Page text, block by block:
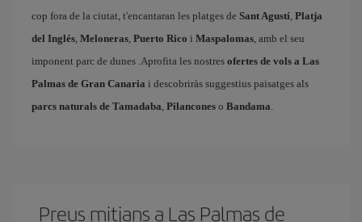
cop fora de la ciutat, t'encantaran les platges de Sant Agustí, Platja
del Inglés, Meloneras, Puerto Rico i Maspalomas, amb el seu
imponent parc de dunes .Aprofita les nostres ofertes de vols a Las
Palmas de Gran Canaria i descobriràs suggestius paisatges als
parcs naturals de Tamadaba, Pilancones o Bandama.
Preus mitjans a Las Palmas de